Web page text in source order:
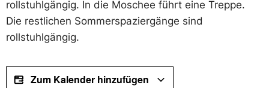
rollstuhlgängig. In die Moschee führt eine Treppe.
Die restlichen Sommerspaziergänge sind
rollstuhlgängig.
Zum Kalender hinzufügen